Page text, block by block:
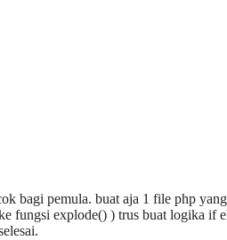
bagi pemula. buat aja 1 file php
fungsi explode() ) trus buat logika if